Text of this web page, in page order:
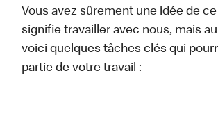
Vous avez sûrement une idée de
signifie travailler avec nous, mais
voici quelques tâches clés qui
partie de votre travail :